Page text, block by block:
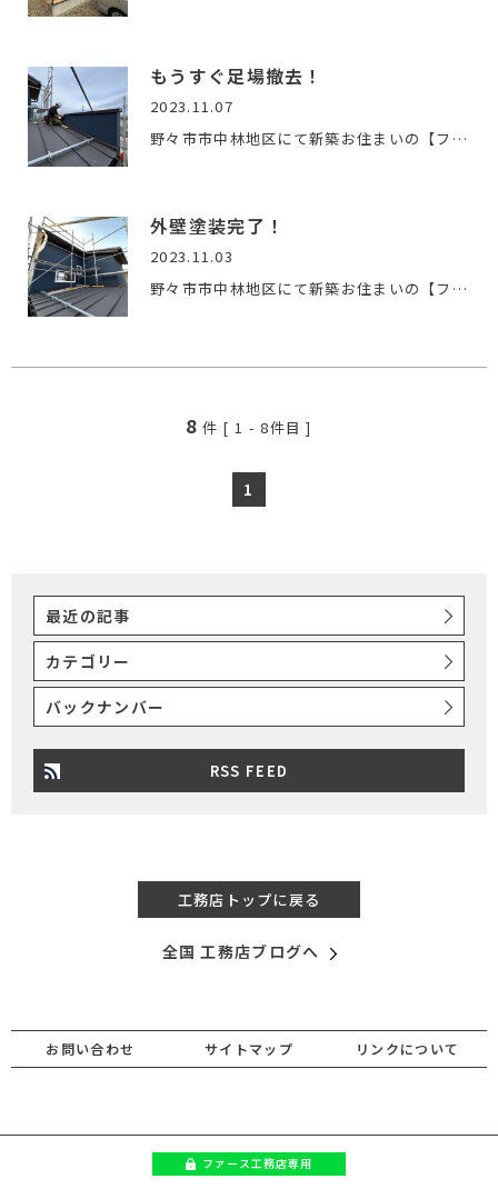
もうすぐ足場撤去！
2023.11.07
野々市市中林地区にて新築お住まいの【ファースの家 】の工事が…
外壁塗装完了！
2023.11.03
野々市市中林地区にて新築お住まいの【ファースの家 】の工事が…
8 件 [1 -8件目 ]
1
最近の記事
カテゴリー
バックナンバー
RSS FEED
工務店トップに戻る
全国 工務店ブログへ
お問い合わせ サイトマップ リンクについて
ファース工務店専用